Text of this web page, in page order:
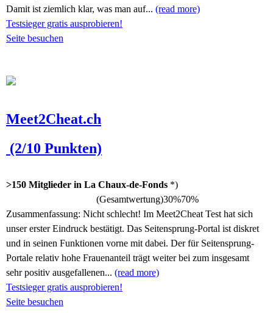
Damit ist ziemlich klar, was man auf... (read more)
Testsieger gratis ausprobieren!
Seite besuchen
Meet2Cheat.ch
(2/10 Punkten)
>150 Mitglieder in La Chaux-de-Fonds *)
(Gesamtwertung)30%70%
Zusammenfassung: Nicht schlecht! Im Meet2Cheat Test hat sich
unser erster Eindruck bestätigt. Das Seitensprung-Portal ist diskret
und in seinen Funktionen vorne mit dabei. Der für Seitensprung-
Portale relativ hohe Frauenanteil trägt weiter bei zum insgesamt
sehr positiv ausgefallenen... (read more)
Testsieger gratis ausprobieren!
Seite besuchen